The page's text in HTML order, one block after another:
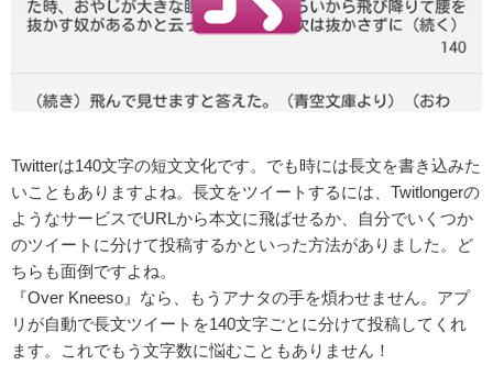
Twitterは140文字の短文文化です。でも時には長文を書き込みた
いこともありますよね。長文をツイートするには、Twitlongerの
ようなサービスでURLから本文に飛ばせるか、自分でいくつか
のツイートに分けて投稿するかといった方法がありました。ど
ちらも面倒ですよね。
『Over Kneeso』なら、もうアナタの手を煩わせません。アプ
リが自動で長文ツイートを140文字ごとに分けて投稿してくれ
ます。これでもう文字数に悩むこともありません！